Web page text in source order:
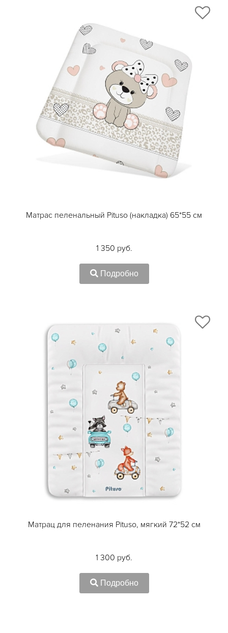
Матрас пеленальный Pituso (накладка) 65*55 см
1 350 руб.
Подробно
Матрац для пеленания Pituso, мягкий 72*52 см
1 300 руб.
Подробно